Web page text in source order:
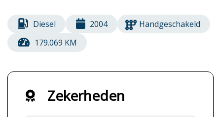
Diesel 2004
Handgeschakeld
179.069 KM
Zekerheden